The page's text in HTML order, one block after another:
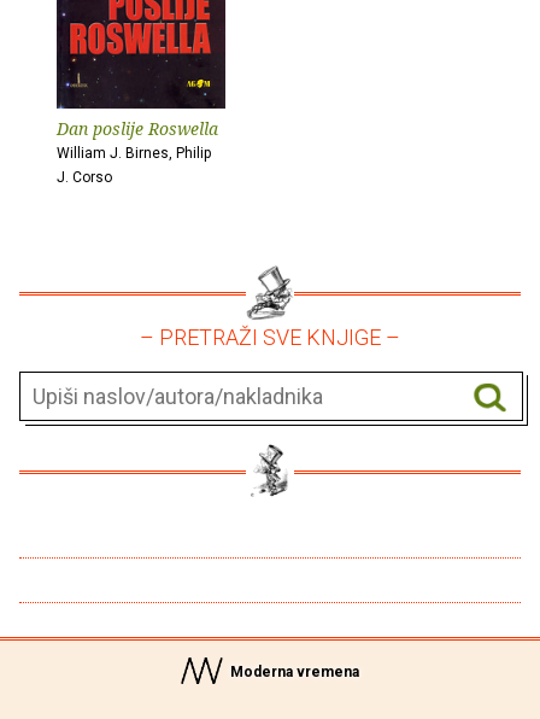
Dan poslije Roswella
William J. Birnes, Philip
J. Corso
– PRETRAŽI SVE KNJIGE –
Moderna vremena